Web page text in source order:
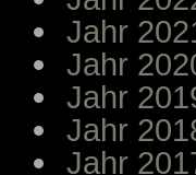
Jahr
Jahr
Jahr
Jahr
Jahr